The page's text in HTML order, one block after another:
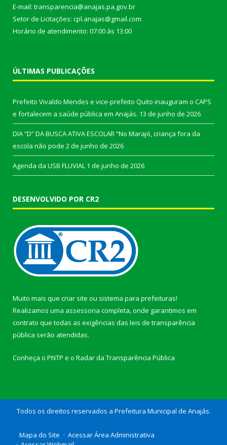
E-mail: transparencia@anajas.pa.gov.br
Setor de Licitações: cpl.anajas@gmail.com
Horário de atendimento: 07:00 às 13:00
ÚLTIMAS PUBLICAÇÕES
Prefeito Vivaldo Mendes e vice-prefeito Quito inauguram o CAPS
e fortalecem a saúde pública em Anajás. 13 de junho de 2026
DIA “D” DA BUSCA ATIVA ESCOLAR “No Marajó, criança fora da
escola não pode 2 de junho de 2026
Agenda da USB FLUVIAL 1 de junho de 2026
DESENVOLVIDO POR CR2
Muito mais que criar site ou sistema para prefeituras!
Realizamos uma assessoria completa, onde garantimos em
contrato que todas as exigências das leis de transparência
pública serão atendidas.
Conheça o PNTP e o Radar da Transparência Pública
Todos os direitos reservados a Prefeitura Municipal de Anajás.
Mapa do Site
Acessar Área Administrativa